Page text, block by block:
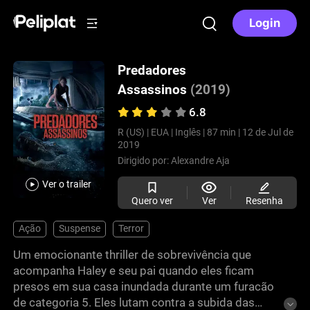
Login
Ver o trailer
Predadores
Assassinos (2019)
6.8
R (US) | EUA | Inglês | 87 min | 12 de Jul de
2019
Dirigido por:Alexandre Aja
Quero ver Ver Resenha
Ação Suspense Terror
Um emocionante thriller de sobrevivência que
acompanha Haley e seu pai quando eles ficam
presos em sua casa inundada durante um furacão
de categoria 5. Eles lutam contra a subida das